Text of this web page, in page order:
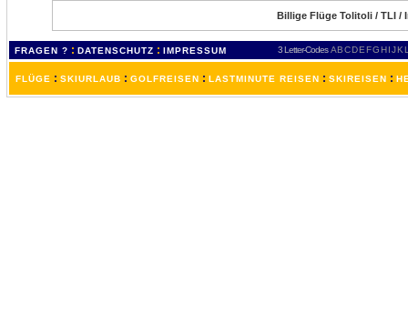
Billige Flüge Tolitoli / TLI /
FRAGEN ? : DATENSCHUTZ : IMPRESSUM 3 Letter-Codes ABCDEFGH IJKL
FLÜGE : SKIURLAUB : GOLFREISEN : LASTMINUTE REISEN : SKIREISEN :